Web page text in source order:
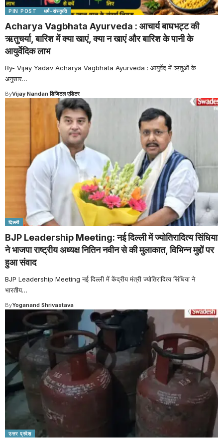
PIN POST धर्म-संस्कृति
Acharya Vagbhata Ayurveda : आचार्य बाघभट्ट की
ऋतुचर्या, बारिश में क्या खाएं, क्या न खाएं और बारिश के पानी के
आयुर्वेदिक लाभ
By- Vijay Yadav Acharya Vagbhata Ayurveda : आयुर्वेद में ऋतुओं के
अनुसार…
ByVijay Nandan डिजिटल एडिटर
दिल्ली
BJP Leadership Meeting: नई दिल्ली में ज्योतिरादित्य सिंधिया
ने भाजपा राष्ट्रीय अध्यक्ष नितिन नवीन से की मुलाकात, विभिन्न मुद्दों पर
हुआ संवाद
BJP Leadership Meeting नई दिल्ली में केंद्रीय मंत्री ज्योतिरादित्य सिंधिया ने
भारतीय…
ByYoganand Shrivastava
उत्तर प्रदेश